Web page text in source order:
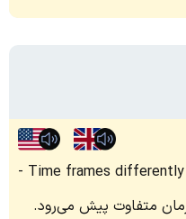
Time frames differently
متفاوت پیش می‌رود.